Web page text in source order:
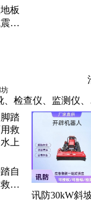
板
垫
、检查仪、监测仪、
、修剪机、锂电池
三轮车、搜救网、
照明灯、救援斧、
自
援
讯防30kW斜